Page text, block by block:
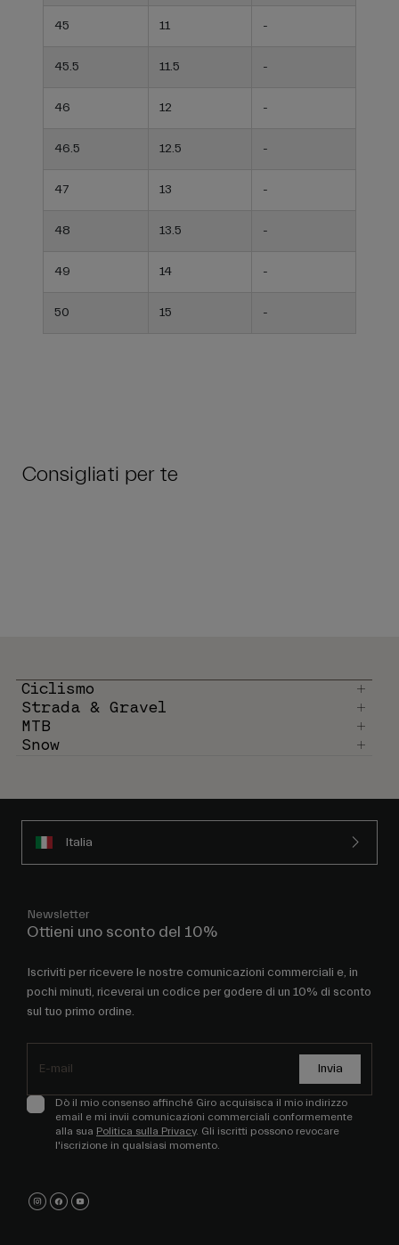
45 11 -
45.5 11.5 -
46 12 -
46.5 12.5 -
47 13 -
48 13.5 -
49 14 -
50 15 -
Consigliati per te
Ciclismo
Strada & Gravel
MTB
Snow
Italia
Newsletter
Ottieni uno sconto del 10%
Iscriviti per ricevere le nostre comunicazioni commerciali e, in
pochi minuti, riceverai un codice per godere di un 10% di sconto
sul tuo primo ordine.
Invia
Dò il mio consenso affinché Giro acquisisca il mio indirizzo
email e mi invii comunicazioni commerciali conformemente
alla sua Politica sulla Privacy. Gli iscritti possono revocare
l'iscrizione in qualsiasi momento.